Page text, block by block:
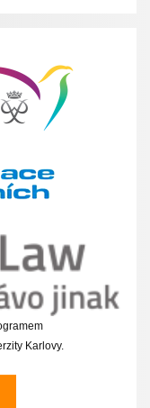
Karlovy.